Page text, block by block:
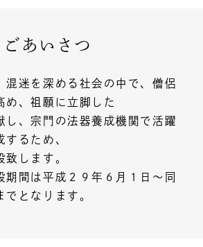
ごあいさつ
混迷を深める社会の中で、僧侶
め、祖願に立脚した
し、宗門の法器養成機関で活躍
するため、
致します。
間は平成２９年６月１日～同
となります。